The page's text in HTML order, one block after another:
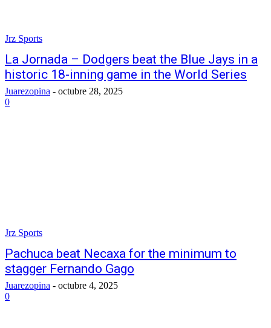
Jrz Sports
La Jornada – Dodgers beat the Blue Jays in a
historic 18-inning game in the World Series
Juarezopina - octubre 28, 2025
0
Jrz Sports
Pachuca beat Necaxa for the minimum to
stagger Fernando Gago
Juarezopina - octubre 4, 2025
0